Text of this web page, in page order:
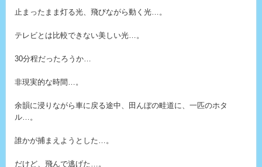
止まったまま灯る光、飛びながら動く光…。
テレビとは比較できない美しい光…。
30分程だったろうか…
非現実的な時間…。
余韻に浸りながら車に戻る途中、田んぼの畦道に、一匹のホタ
ル…。
誰かが捕まえようとした…。
だけど、飛んで逃げた…。